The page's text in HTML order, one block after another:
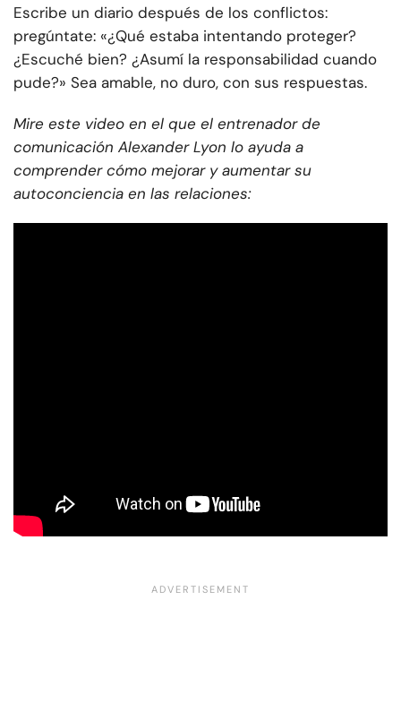
Escribe un diario después de los conflictos:
pregúntate: «¿Qué estaba intentando proteger?
¿Escuché bien? ¿Asumí la responsabilidad cuando
pude?» Sea amable, no duro, con sus respuestas.
Mire este video en el que el entrenador de
comunicación Alexander Lyon lo ayuda a
comprender cómo mejorar y aumentar su
autoconciencia en las relaciones: